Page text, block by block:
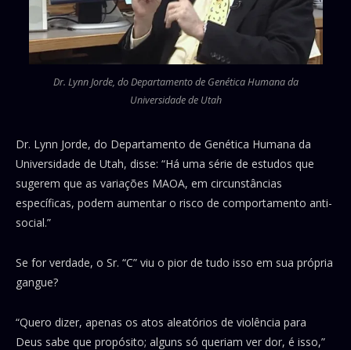
Dr. Lynn Jorde, do Departamento de Genética Humana da
Universidade de Utah
Dr. Lynn Jorde, do Departamento de Genética Humana da
Universidade de Utah, disse: “Há uma série de estudos que
sugerem que as variações MAOA, em circunstâncias
específicas, podem aumentar o risco de comportamento anti-
social.”
Se for verdade, o Sr. “C” viu o pior de tudo isso em sua própria
gangue?
“Quero dizer, apenas os atos aleatórios de violência para
Deus sabe que propósito; alguns só queriam ver dor, é isso,”